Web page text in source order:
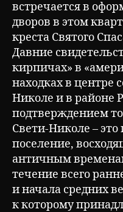
встречается в
дворов в этом
креста Святого
Давние
кирпичах» в
находках в центре
Николе и в районе
подтверждением
Свети-Николе – это
поселение,
античным
течение всего
и начала средних
к которому